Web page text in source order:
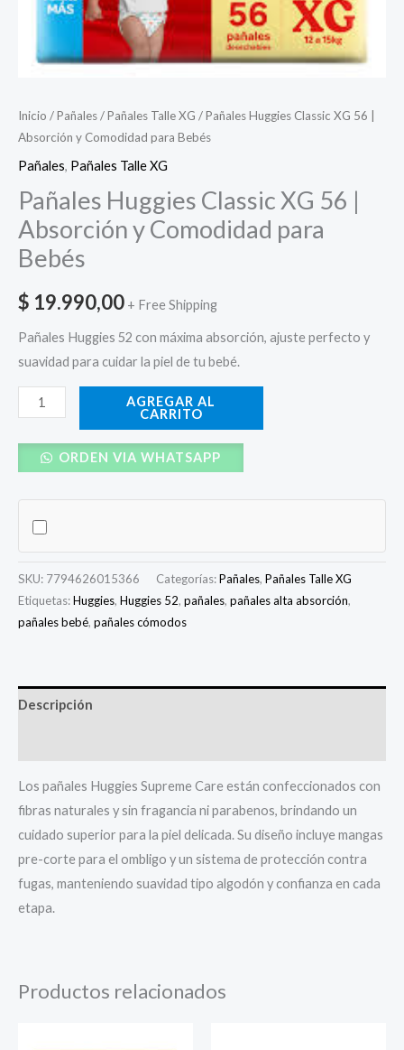
Inicio /Pañales/Pañales Talle XG / Pañales Huggies Classic XG 56 |
Absorción y Comodidad para Bebés
Pañales, Pañales Talle XG
Pañales Huggies Classic XG 56 |
Absorción y Comodidad para
Bebés
$ 19.990,00 + Free Shipping
Pañales Huggies 52 con máxima absorción, ajuste perfecto y
suavidad para cuidar la piel de tu bebé.
AGREGAR AL
CARRITO
ORDEN VIA WHATSAPP
SKU: 7794626015366 Categorías:Pañales, Pañales Talle XG
Etiquetas:Huggies, Huggies 52, pañales, pañales alta absorción,
pañales bebé, pañales cómodos
Descripción
Los pañales Huggies Supreme Care están confeccionados con
fibras naturales y sin fragancia ni parabenos, brindando un
cuidado superior para la piel delicada. Su diseño incluye mangas
pre-corte para el ombligo y un sistema de protección contra
fugas, manteniendo suavidad tipo algodón y confianza en cada
etapa.
Productos relacionados